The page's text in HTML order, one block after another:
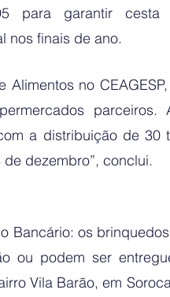
para garantir
nos finais de ano.
Alimentos no
a distribuição de 30
dezembro”, conclui.
Bancário: os
ou podem ser
Vila Barão, em